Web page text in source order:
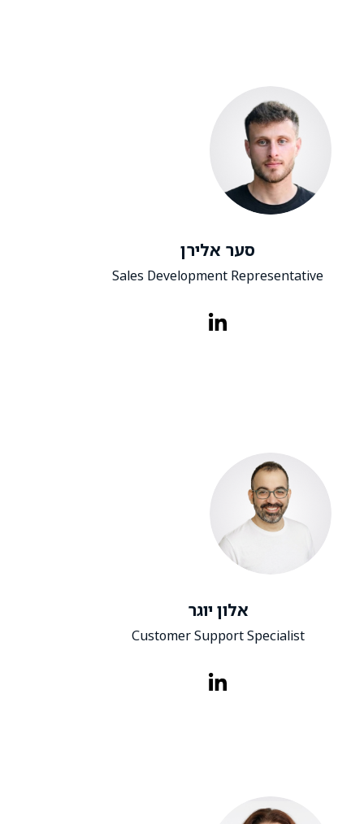
סער אלירן
Sales Development Representative
אלון יוגר
Customer Support Specialist